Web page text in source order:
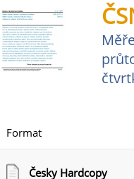
Format
Česky Hardcopy